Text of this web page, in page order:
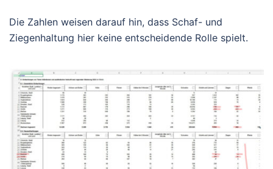
Die Zahlen weisen darauf hin, dass Schaf- und
Ziegenhaltung hier keine entscheidende Rolle spielt.